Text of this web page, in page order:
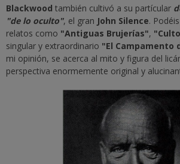
Blackwood también cultivó a su partícular
"de lo oculto", el gran John Silence.
relatos como "Antiguas Brujerías",
singular y extraordinario "El Campamento
mi opinión, se acerca al mito y figura del
perspectiva enormemente original y